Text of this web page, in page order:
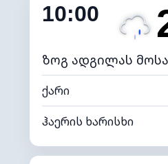
ნამის წერტილი
განათების ინდექსი
10:00
ზოგ ადგილას
ქარი
ჰაერის ხარისხი
შიდა ტენიანობა